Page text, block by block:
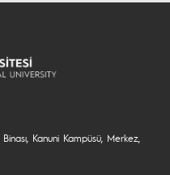
Kanuni Kampüsü, Merkez,